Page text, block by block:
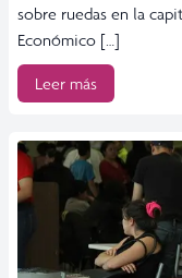
sobre ruedas en la
Económico […]
Leer más